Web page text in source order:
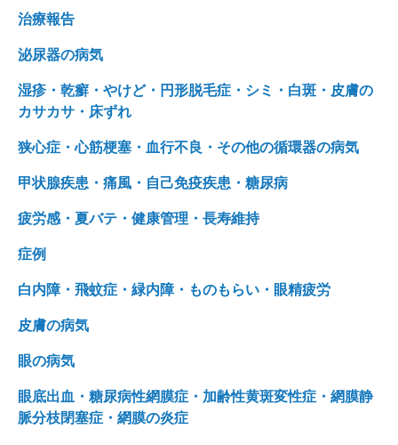
治療報告
泌尿器の病気
湿疹・乾癬・やけど・円形脱毛症・シミ・白斑・皮膚の
カサカサ・床ずれ
狭心症・心筋梗塞・血行不良・その他の循環器の病気
甲状腺疾患・痛風・自己免疫疾患・糖尿病
疲労感・夏バテ・健康管理・長寿維持
症例
白内障・飛蚊症・緑内障・ものもらい・眼精疲労
皮膚の病気
眼の病気
眼底出血・糖尿病性網膜症・加齢性黄斑変性症・網膜静
脈分枝閉塞症・網膜の炎症